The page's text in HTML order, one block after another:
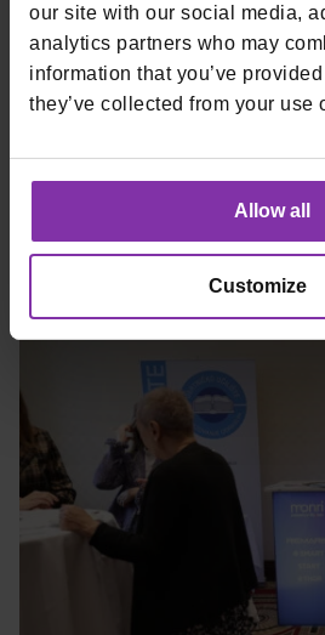
our site with our social media,
analytics partners who may
information that you’ve
they’ve collected from your use
Allow all
Customize
dr. sc. Frano Plišić:
„Zaposlite
Vidjet ćete koliko će to povećati
Marin Levaj:„Potrebno je
pune proračun — trebamo
Hrvoje Kroflin:„Potrebna je
pokrivala širu materiju i